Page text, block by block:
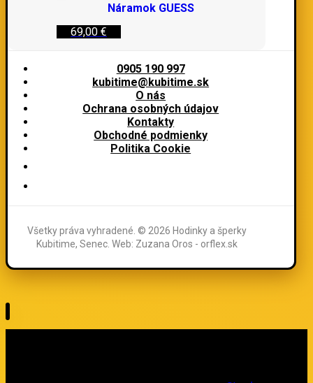
Náramok GUESS
69,00 €
0905 190 997
kubitime@kubitime.sk
O nás
Ochrana osobných údajov
Kontakty
Obchodné podmienky
Politika Cookie
Všetky práva vyhradené. © 2026 Hodinky a šperky
Kubitime, Senec. Web: Zuzana Oros - orflex.sk